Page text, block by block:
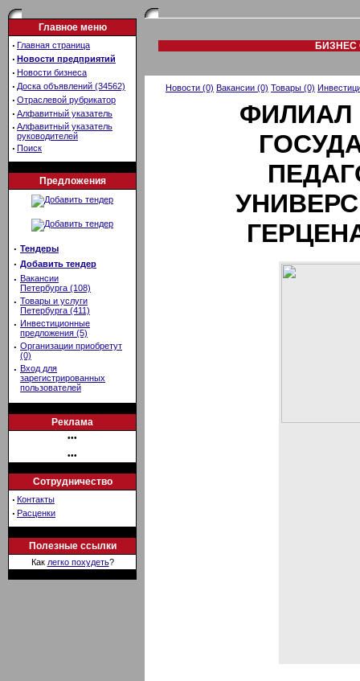
Главное меню
· Главная страница
· Новости предприятий
· Новости бизнеса
· Доска объявлений (34562)
· Отраслевой рубрикатор
· Алфавитный указатель
· Алфавитный указатель
руководителей
· Поиск
Предложения
· Тендеры
· Добавить тендер
· Вакансии
Петербурга (108)
· Товары и услуги
Петербурга (411)
· Инвестиционные
предложения (5)
· Организации приобретут
(0)
· Вход для
зарегистрированных
пользователей
Реклама
•••
•••
Сотрудничество
· Контакты
· Расценки
Полезные ссылки
Как легко похудеть?
БИЗНЕС
Новости (0) Вакансии (0) Товары (0)
ФИЛИАЛ